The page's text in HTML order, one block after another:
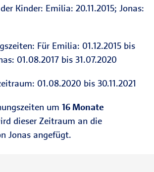
Kinder: Emilia: 20.11.2015; Jonas:
Für Emilia: 01.12.2015 bis
01.08.2017 bis 31.07.2020
01.08.2020 bis 30.11.2021
um 16 Monate
dieser Zeitraum an die
Jonas angefügt.